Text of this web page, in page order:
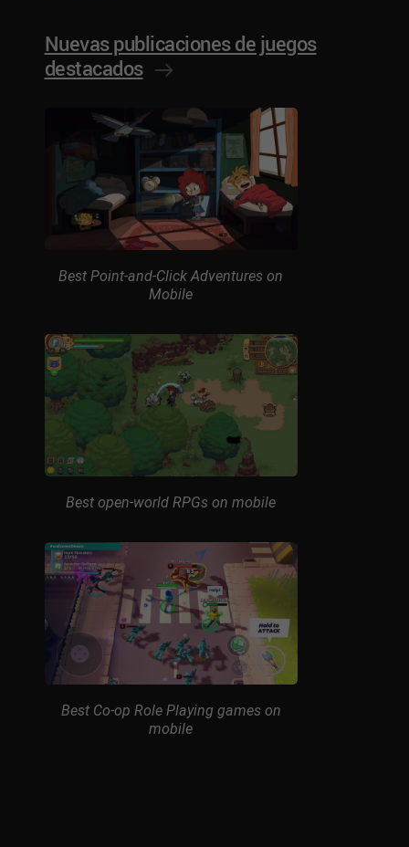
Nuevas publicaciones de juegos
destacados
Best Point-and-Click Adventures on
Mobile
Best open-world RPGs on mobile
Best Co-op Role Playing games on
mobile